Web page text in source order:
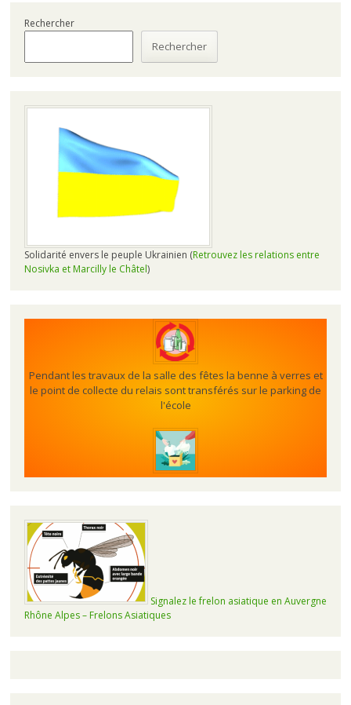
Rechercher
Rechercher
Solidarité envers le peuple Ukrainien (Retrouvez les relations entre
Nosivka et Marcilly le Châtel)
Pendant les travaux de la salle des fêtes la benne à verres et
le point de collecte du relais sont transférés sur le parking de
l'école
Signalez le frelon asiatique en Auvergne
Rhône Alpes – Frelons Asiatiques